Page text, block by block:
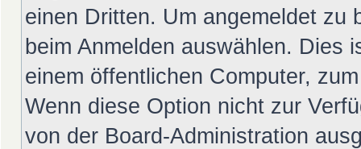
einen Dritten. Um angemeldet zu
beim Anmelden auswählen. Dies
einem öffentlichen Computer,
Wenn diese Option nicht zur
von der Board-Administration